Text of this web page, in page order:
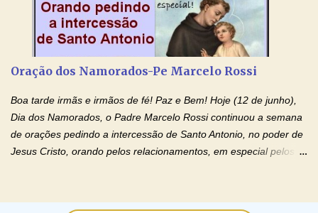
sofrendo? Então ouça o Momento de Fé e entre nesta corrente
de orações abençoadas, d eixe o Amor Ágape de Jesus curar e
restaurar você e seu relacionamento. Adriana-Devoção e Fé
separados, devido ao envolvimento de outras pessoas no
relacionamento e que minaram, espiritualmente, a relação do
casal. Vamos orar (coloque o seu esposo ou esposa diante de
Deus). "Senhor Jesus, restaura os laços ...
Oração dos Namorados-Pe Marcelo Rossi
Boa tarde irmãs e irmãos de fé! Paz e Bem! Hoje (12 de junho),
Dia dos Namorados, o Padre Marcelo Rossi continuou a semana
de orações pedindo a intercessão de Santo Antonio, no poder de
Jesus Cristo, orando pelos relacionamentos, em especial pelos
maravilhosos cartões que coloquei aqui para vocês. Não perca